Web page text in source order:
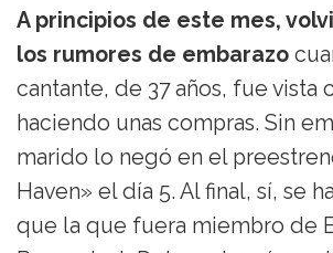
A principios de este mes,
los rumores de embarazo
cantante, de 37 años, fue vista
haciendo unas compras. Sin
marido lo negó en el
Haven» el día 5. Al final, sí, se
que la que fuera miembro de